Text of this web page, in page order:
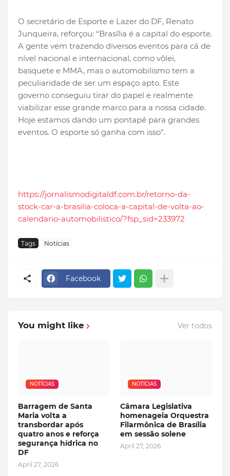
O secretário de Esporte e Lazer do DF, Renato
Junqueira, reforçou: “Brasília é a capital do esporte.
A gente vem trazendo diversos eventos para cá de
nível nacional e internacional, como vôlei,
basquete e MMA, mas o automobilismo tem a
peculiaridade de ser um espaço apto. Este
governo conseguiu tirar do papel e realmente
viabilizar esse grande marco para a nossa cidade.
Hoje estamos dando um pontapé para grandes
eventos. O esporte só ganha com isso”.
https://jornalismodigitaldf.com.br/retorno-da-
stock-car-a-brasilia-coloca-a-capital-de-volta-ao-
calendario-automobilistico/?fsp_sid=233972
Tags Notícias
Facebook
You might like Ver todos
NOTÍCIAS
Barragem de Santa
Maria volta a
transbordar após
quatro anos e reforça
segurança hídrica no
DF
April 27, 2026
NOTÍCIAS
Câmara Legislativa
homenageia Orquestra
Filarmônica de Brasília
em sessão solene
April 27, 2026